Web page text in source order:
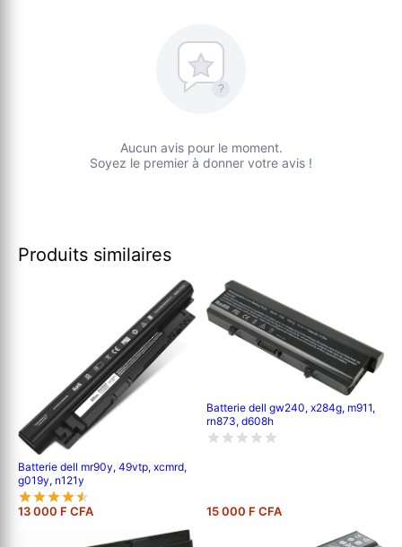
?
Aucun avis pour le moment.
Soyez le premier à donner votre avis !
Produits similaires
Batterie dell mr90y, 49vtp, xcmrd,
g019y, n121y
13 000 F CFA
Batterie dell gw240, x284g, m911,
rn873, d608h
15 000 F CFA